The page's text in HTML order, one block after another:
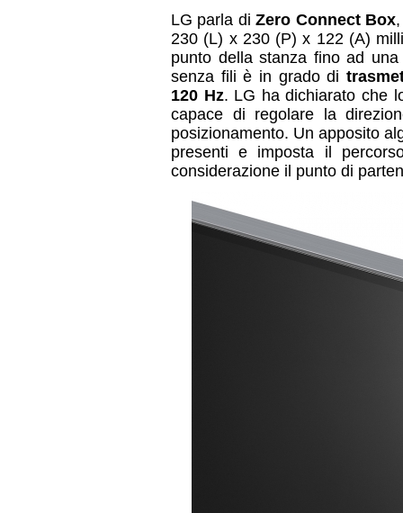
LG parla diZero Connect Box
230 (L) x 230 (P) x 122 (A)
punto della stanza fino ad
senza fili è in grado di
120 Hz. LG ha dichiarato che
capace di regolare la
posizionamento. Un apposito
presenti e imposta il
considerazione il punto di